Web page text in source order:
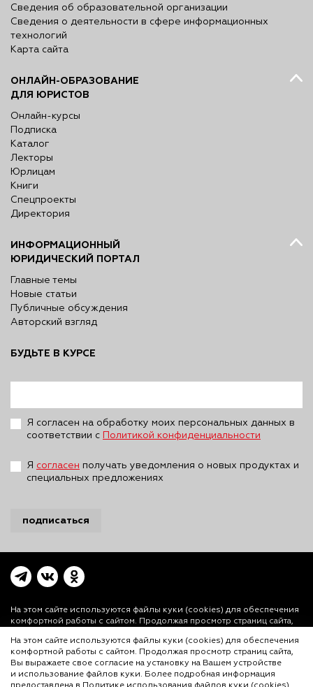
Сведения об образовательной организации
Сведения о деятельности в сфере информационных
технологий
Карта сайта
ОНЛАЙН-ОБРАЗОВАНИЕ
ДЛЯ ЮРИСТОВ
Онлайн-курсы
Подписка
Каталог
Лекторы
Юрлицам
Книги
Спецпроекты
Директория
ИНФОРМАЦИОННЫЙ
ЮРИДИЧЕСКИЙ ПОРТАЛ
Главные темы
Новые статьи
Публичные обсуждения
Авторский взгляд
БУДЬТЕ В КУРСЕ
Я согласен на обработку моих персональных данных в
соответствии с
Политикой конфиденциальности
Я согласен получать уведомления о новых продуктах и
специальных предложениях
подписаться
На этом сайте используются файлы куки (cookies) для обеспечения
комфортной работы с сайтом. Продолжая просмотр страниц сайта,
использование файлов куки. Более подробная информация
предоставлена вПолитике использования файлов куки (cookies)и
Политике конфиденциальности.
На этом сайте используются файлы куки (cookies) для обеспечения
комфортной работы с сайтом. Продолжая просмотр страниц сайта,
Вы выражаете свое согласие на установку на Вашем устройстве
и использование файлов куки. Более подробная информация